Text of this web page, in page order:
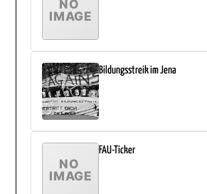
Bildungsstreik im Jena
FAU-Ticker